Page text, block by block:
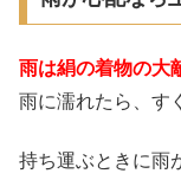
雨は絹の着物の大
雨に濡れたら、す
持ち運ぶときに雨